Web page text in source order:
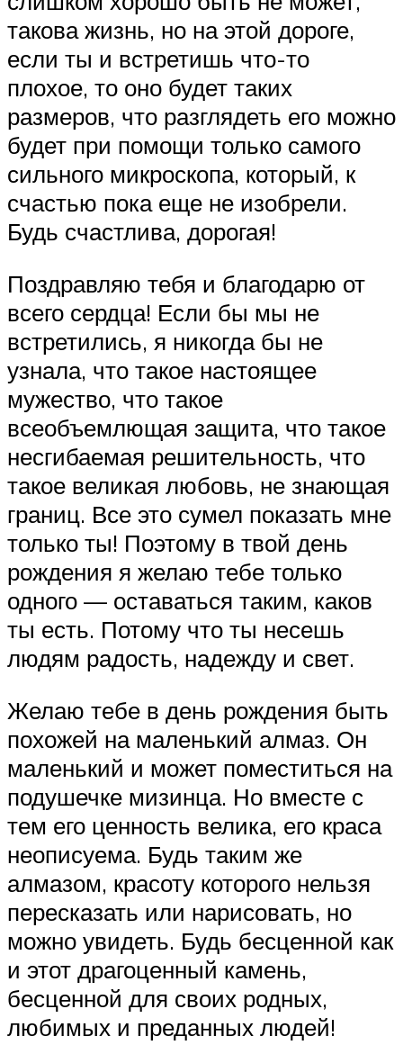
такова жизнь, но на этой дороге,
если ты и встретишь что-то
плохое, то оно будет таких
размеров, что разглядеть его можно
будет при помощи только самого
сильного микроскопа, который, к
счастью пока еще не изобрели.
Будь счастлива, дорогая!
Поздравляю тебя и благодарю от
всего сердца! Если бы мы не
встретились, я никогда бы не
узнала, что такое настоящее
мужество, что такое
всеобъемлющая защита, что такое
несгибаемая решительность, что
такое великая любовь, не знающая
границ. Все это сумел показать мне
только ты! Поэтому в твой день
рождения я желаю тебе только
одного — оставаться таким, каков
ты есть. Потому что ты несешь
людям радость, надежду и свет.
Желаю тебе в день рождения быть
похожей на маленький алмаз. Он
маленький и может поместиться на
подушечке мизинца. Но вместе с
тем его ценность велика, его краса
неописуема. Будь таким же
алмазом, красоту которого нельзя
пересказать или нарисовать, но
можно увидеть. Будь бесценной как
и этот драгоценный камень,
бесценной для своих родных,
любимых и преданных людей!